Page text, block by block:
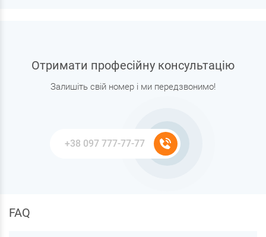
Отримати професійну консультацію
Залишіть свій номер і ми передзвонимо!
FAQ